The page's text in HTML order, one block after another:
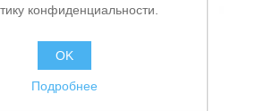
конфиденциальности.
OK
Подробнее